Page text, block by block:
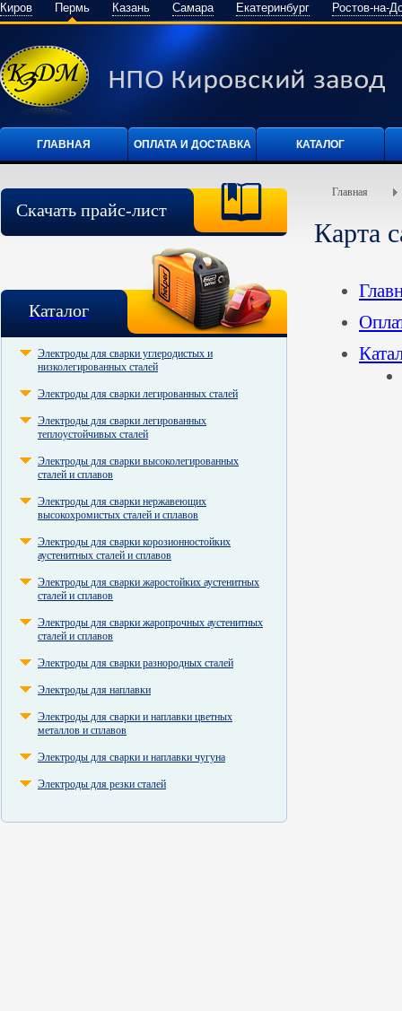
Киров Пермь Казань Самара Екатеринбург Ростов-на-
ГЛАВНАЯ ОПЛАТА И ДОСТАВКА КАТАЛОГ
Скачать прайс-лист
Каталог
Электроды для сварки углеродистых и
низколегированных сталей
Электроды для сварки легированных сталей
Электроды для сварки легированных
теплоустойчивых сталей
Электроды для сварки высоколегированных
сталей и сплавов
Электроды для сварки нержавеющих
высокохромистых сталей и сплавов
Электроды для сварки корозионностойких
аустенитных сталей и сплавов
Электроды для сварки жаростойких аустенитных
сталей и сплавов
Электроды для сварки жаропрочных аустенитных
сталей и сплавов
Электроды для сварки разнородных сталей
Электроды для наплавки
Электроды для сварки и наплавки цветных
металлов и сплавов
Электроды для сварки и наплавки чугуна
Электроды для резки сталей
Главная
Карта